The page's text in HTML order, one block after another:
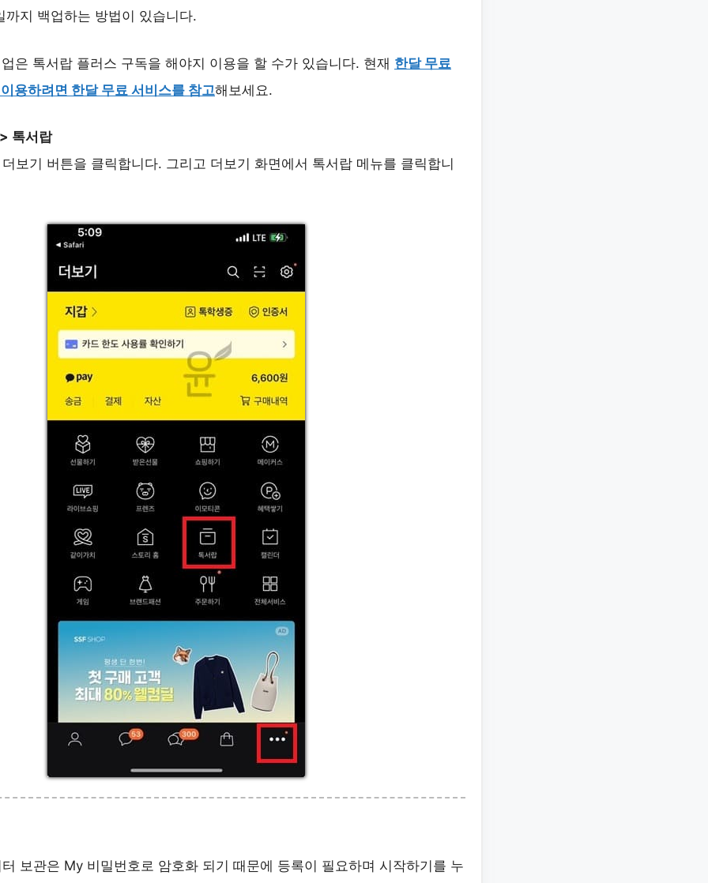
까지 백업하는 방법이 있습니다.
은 톡서랍 플러스 구독을 해야지 이용을 할 수가 있습니다. 현재 한달 무료
용하려면 한달 무료 서비스를 참고해보세요.
톡서랍
보기 버튼을 클릭합니다. 그리고 더보기 화면에서 톡서랍 메뉴를 클릭합니
보관은 My 비밀번호로 암호화 되기 때문에 등록이 필요하며 시작하기를 누